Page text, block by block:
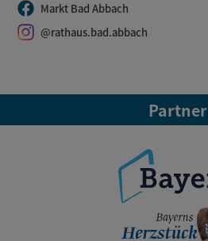
Markt Bad Abbach
@rathaus.bad.abbach
Partner